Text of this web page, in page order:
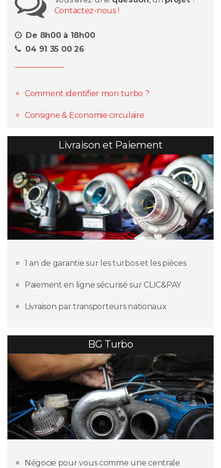
Contactez-nous !
De 8h00 à 18h00
04 91 35 00 26
Comment identifier mon turbo ?
Consigne & Economie circulaire
Livraison et Paiement
1 an de garantie sur les turbos et les pièces
Paiement en ligne sécurisé sur CLIC&PAY
Livraison par transporteurs nationaux
BG Turbo
Négocie pour vous comme une centrale